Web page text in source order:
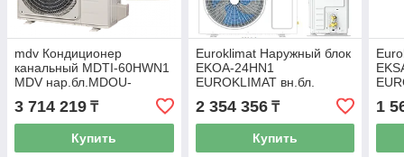
mdv Кондиционер
канальный MDTI-60HWN1
MDV нар.бл.MDOU-
3 714 219 ₸
Купить
Euroklimat Наружный блок
EKOA-24HN1
EUROKLIMAT вн.бл.
EKSA-24HRN1
2 354 356₸
Купить
1